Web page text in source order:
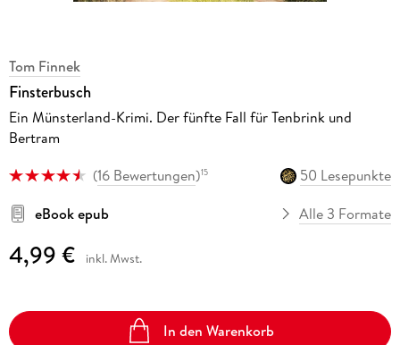
Tom Finnek
Finsterbusch
Ein Münsterland-Krimi. Der fünfte Fall für Tenbrink und
Bertram
(16 Bewertungen)15
50 Lesepunkte
eBook epub
Alle 3 Formate
4,99 € inkl. Mwst.
In den Warenkorb